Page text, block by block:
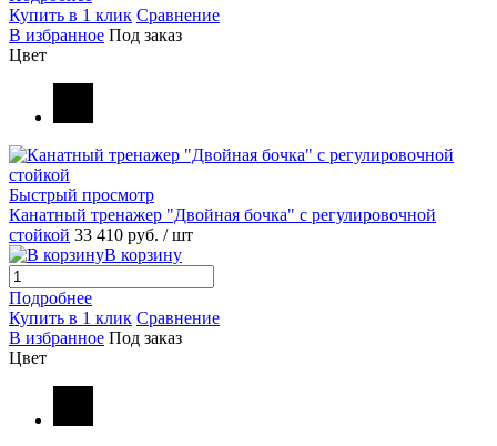
Купить в 1 клик Сравнение
В избранное Под заказ
Цвет
Быстрый просмотр
Канатный тренажер "Двойная бочка" с регулировочной
стойкой 33 410 руб. / шт
В корзину
Подробнее
Купить в 1 клик Сравнение
В избранное Под заказ
Цвет